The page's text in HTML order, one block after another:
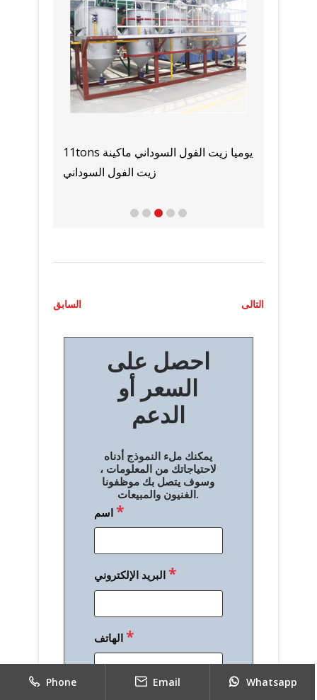
الموردين والمصنعين آلة زيت الطهي في
عمان
ت
ص
السابق التالى
احصل على
السعر أو
الدعم
يمكنك ملء النموذج أدناه
لاحتياجاتك من المعلومات ،
وسوف يتصل بك موظفونا
الفنيون والمبيعات.
اسم*
البريد الإلكتروني*
الهاتف*
Phone Email Whatsapp